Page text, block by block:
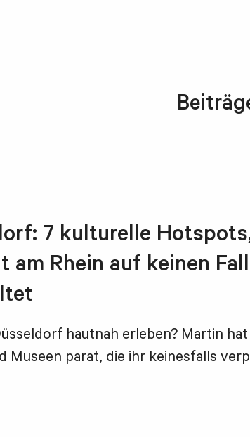
7 kulturelle
am Rhein auf keinen Fall
hautnah erleben? Martin
Museen parat, die ihr keinesfalls